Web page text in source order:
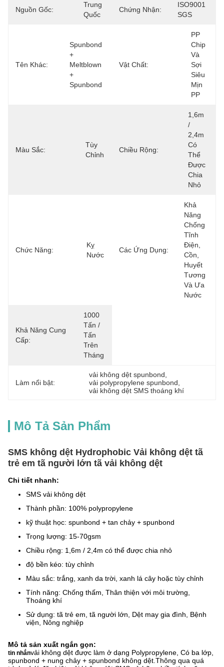
Nguồn Gốc:
Trung
Quốc
Chứng Nhận:
ISO9001
SGS
Tên Khác:
Spunbond
+
Meltblown
+
Spunbond
Vật Chất:
PP
Chip
Và
Sợi
Siêu
Mịn
PP
Màu Sắc:
Tùy
Chỉnh
Chiều Rộng:
1,6m
/
2,4m
Có
Thể
Được
Chia
Nhỏ
Chức Năng:
Kỵ
Nước
Các Ứng Dụng:
Khả
Năng
Chống
Tĩnh
Điện,
Cồn,
Huyết
Tương
Và Ưa
Nước
Khả Năng Cung
Cấp:
1000
Tấn /
Tấn
Trên
Tháng
Làm nổi bật:
vải không dệt spunbond
vải polypropylene spunbond
vải không dệt SMS thoáng khí
Mô Tả Sản Phẩm
SMS không dệt Hydrophobic Vải không dệt tã
trẻ em tã người lớn tã vải không dệt
Chi tiết nhanh:
SMS vải không dệt
Thành phần: 100% polypropylene
kỹ thuật học: spunbond + tan chảy + spunbond
Trọng lượng: 15-70gsm
Chiều rộng: 1,6m / 2,4m có thể được chia nhỏ
độ bền kéo: tùy chỉnh
Màu sắc: trắng, xanh da trời, xanh lá cây hoặc tùy chỉnh
Tính năng: Chống thấm, Thân thiện với môi trường,
Thoáng khí
Sử dụng: tã trẻ em, tã người lớn, Dệt may gia đình, Bệnh
viện, Nông nghiệp
Mô tả sản xuất ngắn gọn:
tin nhắnvải không dệt được làm ở dạng Polypropylene, Có ba lớp,
spunbond + nung chảy + spunbond không dệt.Thông qua quá